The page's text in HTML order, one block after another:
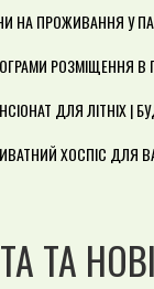
НА ПРОЖИВАННЯ У
РОЗМІЩЕННЯ В
ДЛЯ ЛІТНІХ |
ХОСПІС ДЛЯ
ТА